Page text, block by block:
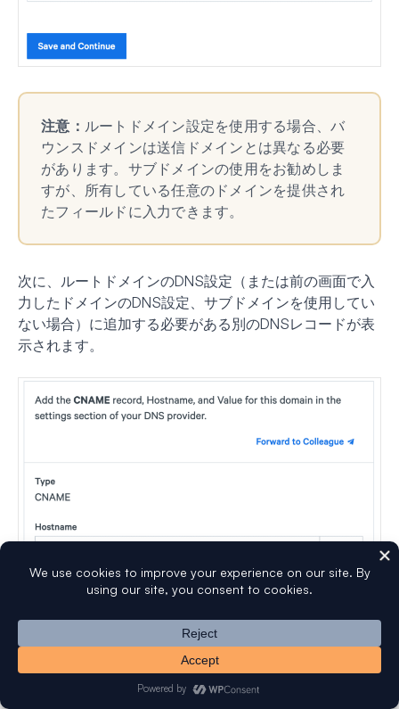
注意： ルートドメイン設定を使用する場合、バ
ウンスドメインは送信ドメインとは異なる必要
があります。サブドメインの使用をお勧めしま
すが、所有している任意のドメインを提供され
たフィールドに入力できます。
次に、ルートドメインのDNS設定（または前の画面で入
力したドメインのDNS設定、サブドメインを使用してい
ない場合）に追加する必要がある別のDNSレコードが表
示されます。
レコードを追加したら、「CNAMEレコードがDNSプロ